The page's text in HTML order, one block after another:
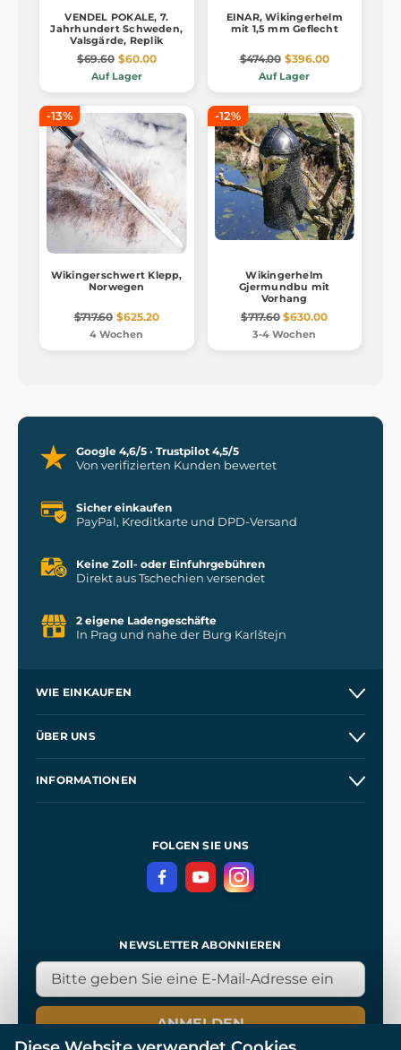
VENDEL POKALE, 7.
Jahrhundert Schweden,
Valsgärde, Replik
$69.60 $60.00
Auf Lager
EINAR, Wikingerhelm
mit 1,5 mm Geflecht
$474.00 $396.00
Auf Lager
-13%
Wikingerschwert Klepp,
Norwegen
$717.60 $625.20
4 Wochen
-12%
Wikingerhelm
Gjermundbu mit
Vorhang
$717.60 $630.00
3-4 Wochen
Google 4,6/5 · Trustpilot 4,5/5
Von verifizierten Kunden bewertet
Sicher einkaufen
PayPal, Kreditkarte und DPD-Versand
Keine Zoll- oder Einfuhrgebühren
Direkt aus Tschechien versendet
2 eigene Ladengeschäfte
In Prag und nahe der Burg Karlštejn
WIE EINKAUFEN
Kontakt
ÜBER UNS
INFORMATIONEN
DatenschutzerklärungFOLGEN SIE UNS
NEWSLETTER ABONNIEREN
ANMELDEN